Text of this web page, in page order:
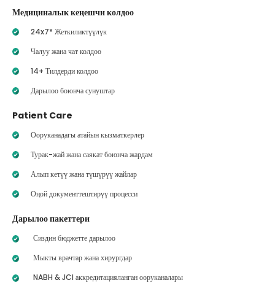
Медициналык кеңешчи колдоо
24x7* Жеткиликтүүлүк
Чалуу жана чат колдоо
14+ Тилдерди колдоо
Дарылоо боюнча сунуштар
Patient Care
Ооруканадагы атайын кызматкерлер
Турак-жай жана саякат боюнча жардам
Алып кетүү жана түшүрүү жайлар
Оңой документтештирүү процесси
Дарылоо пакеттери
Сиздин бюджетте дарылоо
Мыкты врачтар жана хирургдар
NABH & JCI аккредитацияланган ооруканалары